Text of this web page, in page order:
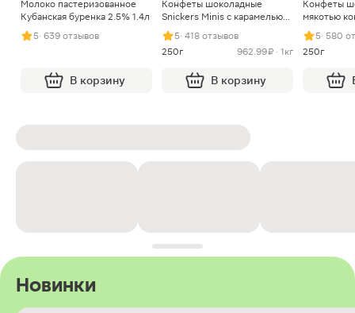
Молоко пастеризованное
Кубанская буренка 2.5% 1.4л
5· 639 отзывов
В корзину
Конфеты шоколадные
Snickers Minis с карамелью
арахисом и нугой
5· 418 отзывов
250г
962.99 ₽ · 1кг
В корзину
Конфеты
мякотью
5· 580
250г
Новинки